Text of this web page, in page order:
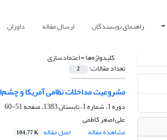
راهنمای نویسندگان ارسال مقاله داوران
کلیدواژه‌ها =اعتمادسازی
تعداد مقالات: 2
مشروعیت مداخلات نظامی آمریکا و
دوره 1، شماره 1، تابستان 1383، صفحه
51-60
علی اصغر کاظمی
مشاهده مقاله
اصل مقاله 104.77 K